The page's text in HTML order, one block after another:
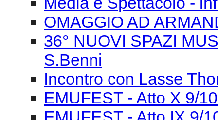
EMUFEST - Atto X 9/10
EMUFEST - Atto IX 9/
EMUFEST - Atto VIII 8/
EMUFEST - Atto VI 7/
EMUFEST - ATTO IV
EMUFEST - Atto III